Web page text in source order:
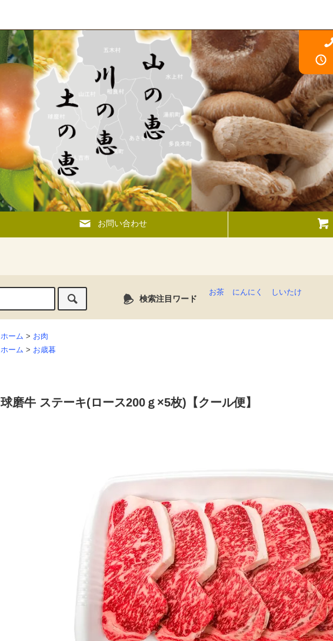
お問い合わせ
検索注目ワード
お茶 にんにく しいたけ
ホーム > お肉
ホーム > お歳暮
球磨牛 ステーキ(ロース200ｇ×5枚)【クール便】